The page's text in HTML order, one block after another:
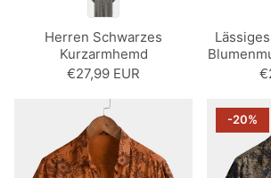
Herren Schwarzes
Kurzarmhemd
€27,99 EUR
-20%